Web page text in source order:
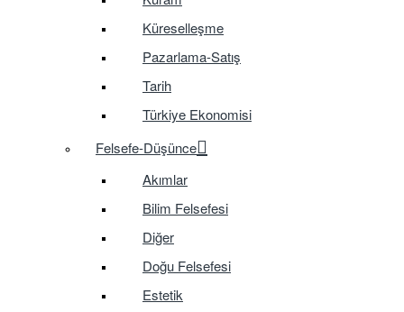
Küreselleşme
Pazarlama-Satış
Tarih
Türkiye Ekonomisi
Felsefe-Düşünce
Akımlar
Bilim Felsefesi
Diğer
Doğu Felsefesi
Estetik